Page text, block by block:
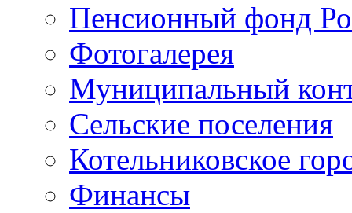
Пенсионный фонд
Фотогалерея
Муниципальный
Сельские поселения
Котельниковское
Финансы